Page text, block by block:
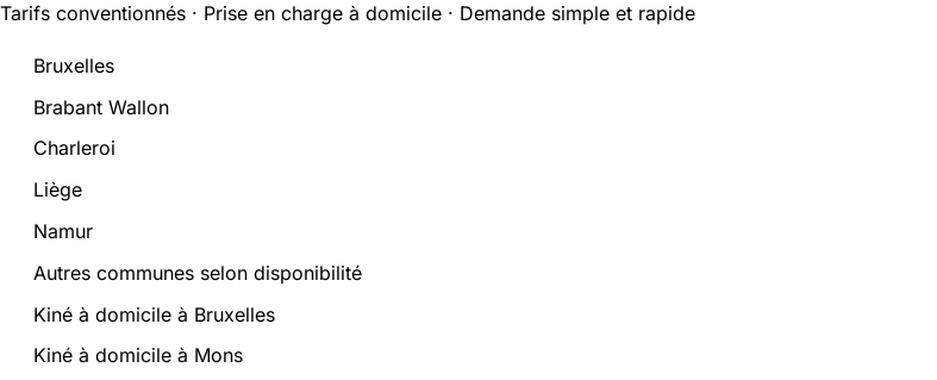
Tarifs conventionnés · Prise en charge à domicile · Demande simple et rapide
Bruxelles
Brabant Wallon
Charleroi
Liège
Namur
Autres communes selon disponibilité
Kiné à domicile à Bruxelles
Kiné à domicile à Mons